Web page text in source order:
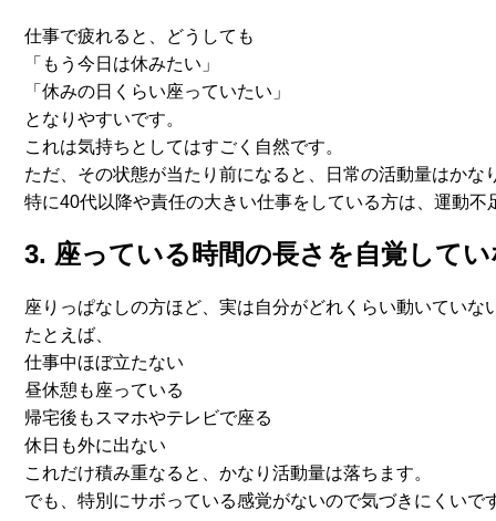
仕事で疲れると、どうしても
「もう今日は休みたい」
「休みの日くらい座っていたい」
となりやすいです。
これは気持ちとしてはすごく自然です。
ただ、その状態が当たり前になると、
日常の活動量はかな
特に40代以降や責任の大きい仕事をしている方は、運動不
3. 座っている時間の長さを自覚して
座りっぱなしの方ほど、実は自分がどれくらい動いていな
たとえば、
仕事中ほぼ立たない
昼休憩も座っている
帰宅後もスマホやテレビで座る
休日も外に出ない
これだけ積み重なると、かなり活動量は落ちます。
でも、特別にサボっている感覚がないので気づきにくいで